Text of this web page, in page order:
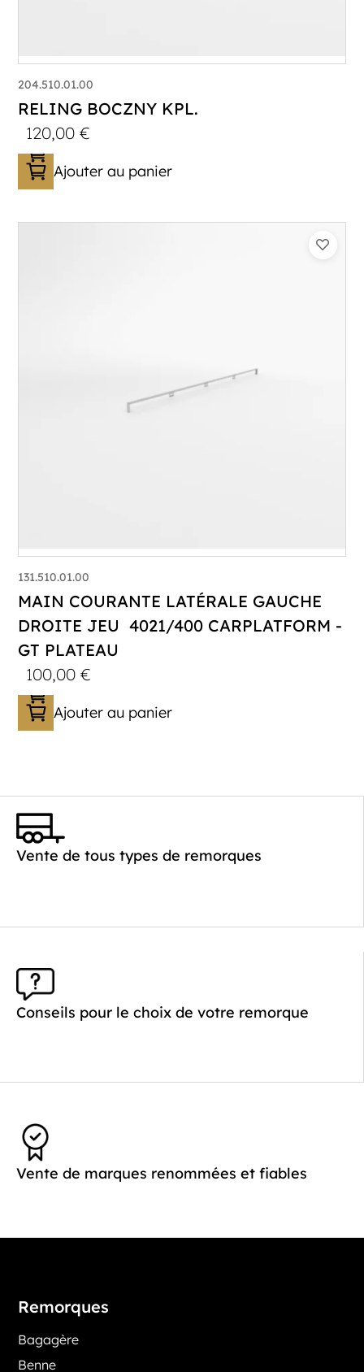
204.510.01.00
RELING BOCZNY KPL.
120,00€
Ajouter au panier
131.510.01.00
MAIN COURANTE LATÉRALE GAUCHE
DROITE JEU 4021/400 CARPLATFORM -
GT PLATEAU
100,00€
Ajouter au panier
Vente de tous types de remorques
Conseils pour le choix de votre remorque
Vente de marques renommées et fiables
Remorques
Bagagère
Benne